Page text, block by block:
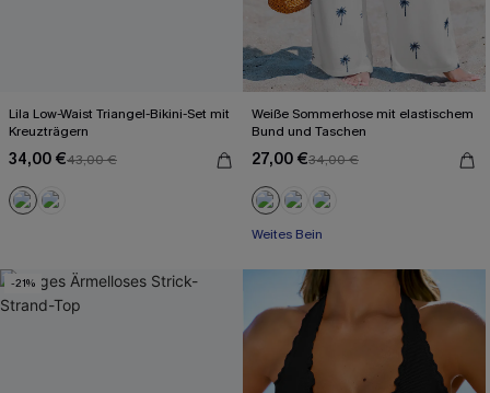
Lila Low-Waist Triangel-Bikini-Set mit
Kreuzträgern
34,00 €43,00 €
Weiße Sommerhose mit elastischem
Bund und Taschen
27,00 €34,00 €
Weites Bein
-21%